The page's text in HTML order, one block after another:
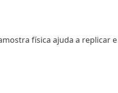
física ajuda a replicar e